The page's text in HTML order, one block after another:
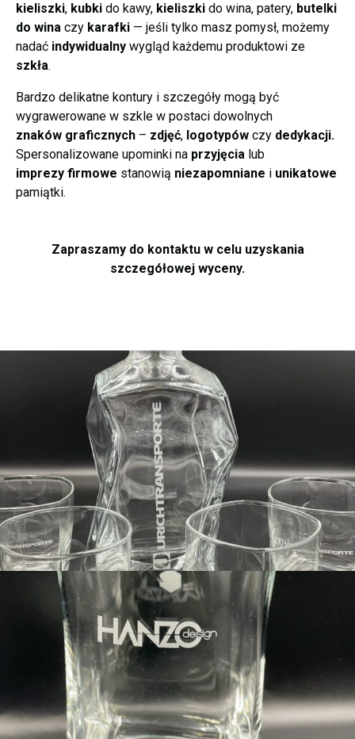
kieliszki, kubki do kawy, kieliszki do wina, patery, butelki
do wina czy karafki — jeśli tylko masz pomysł, możemy
nadać indywidualny wygląd każdemu produktowi ze
szkła.
Bardzo delikatne kontury i szczegóły mogą być
wygrawerowane w szkle w postaci dowolnych
znaków graficznych – zdjęć, logotypów czy dedykacji.
Spersonalizowane upominki na przyjęcia lub
imprezy firmowe stanowią niezapomniane i unikatowe
pamiątki.
Zapraszamy do kontaktu w celu uzyskania
szczegółowej wyceny.